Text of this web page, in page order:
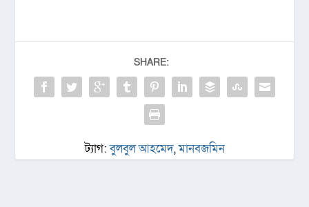
SHARE:
ট্যাগ:বুলবুল আহমেদ,মানবজমিন